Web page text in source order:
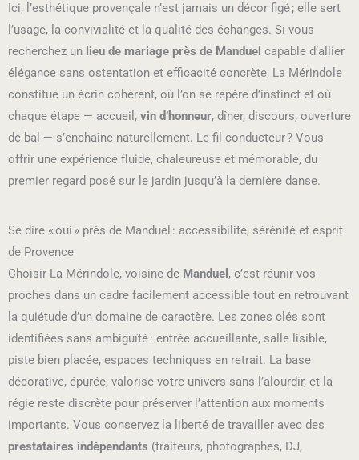
Ici, l’esthétique provençale n’est jamais un décor figé ; elle sert
l’usage, la convivialité et la qualité des échanges. Si vous
recherchez un lieu de mariage près de Manduel capable d’allier
élégance sans ostentation et efficacité concrète, La Mérindole
constitue un écrin cohérent, où l’on se repère d’instinct et où
chaque étape — accueil, vin d’honneur, dîner, discours, ouverture
de bal — s’enchaîne naturellement. Le fil conducteur ? Vous
offrir une expérience fluide, chaleureuse et mémorable, du
premier regard posé sur le jardin jusqu’à la dernière danse.
Se dire « oui » près de Manduel : accessibilité, sérénité et esprit
de Provence
Choisir La Mérindole, voisine de Manduel , c’est réunir vos
proches dans un cadre facilement accessible tout en retrouvant
la quiétude d’un domaine de caractère. Les zones clés sont
identifiées sans ambiguïté : entrée accueillante, salle lisible,
piste bien placée, espaces techniques en retrait. La base
décorative, épurée, valorise votre univers sans l’alourdir, et la
régie reste discrète pour préserver l’attention aux moments
importants. Vous conservez la liberté de travailler avec des
prestataires indépendants (traiteurs, photographes, DJ,